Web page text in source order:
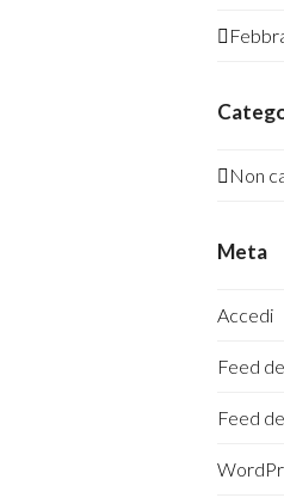
Non
Meta
Accedi
Feed
Feed